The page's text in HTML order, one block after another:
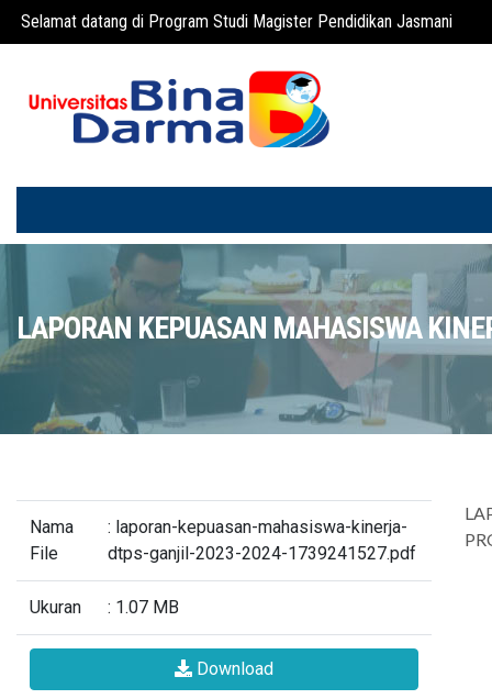
Selamat datang di Program Studi Magister Pendidikan Jasmani
LAPORAN KEPUASAN MAHASISWA
Nama
File
: laporan-kepuasan-mahasiswa-kinerja-
dtps-ganjil-2023-2024-1739241527.pdf
Ukuran : 1.07 MB
Download